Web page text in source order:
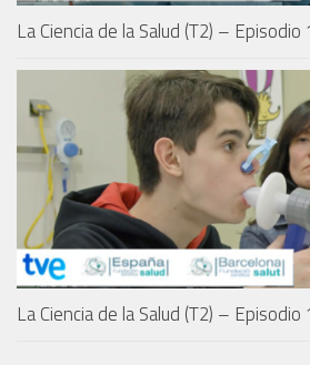
La Ciencia de la Salud (T2) – Episodio
La Ciencia de la Salud (T2) –